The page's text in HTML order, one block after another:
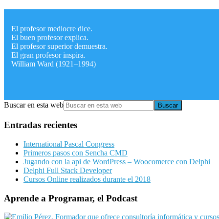
El profesor mediocre dice.
El buen profesor explica.
El profesor superior demuestra.
El gran profesor inspira.
William Ward (1921–1994)
Buscar en esta web
Entradas recientes
International Pascal Congress
Primeros pasos con Sencha CMD
Jugando con la api de WordPress – Woocomerce con Delphi
Delphi Full Stack Developer
Cursos Online realizados durante el 2018
Aprende a Programar, el Podcast